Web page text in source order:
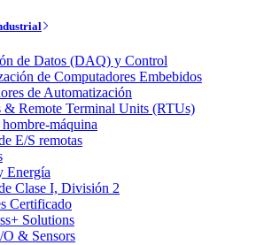
de Datos (DAQ) y Control
de Computadores Embebidos
de Automatización
& Remote Terminal Units (RTUs)
máquina
E/S remotas
Energía
Clase I, División 2
Certificado
Solutions
O & Sensors